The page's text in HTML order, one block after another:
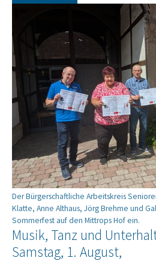
Der Bürgerschaftliche Arbeitskreis
Klatte, Anne Althaus, Jörg Brehme und
Sommerfest auf den Mittrops Hof ein.
Musik, Tanz und
Samstag, 1. August,